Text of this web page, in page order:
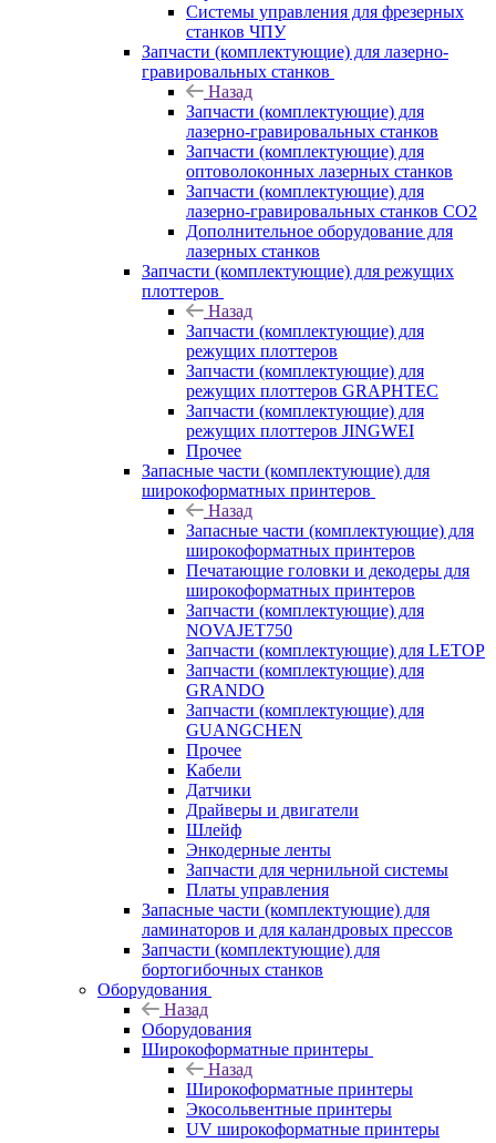
Системы управления для фрезерных
станков ЧПУ
Запчасти (комплектующие) для лазерно-
гравировальных станков
Назад
Запчасти (комплектующие) для
лазерно-гравировальных станков
Запчасти (комплектующие) для
оптоволоконных лазерных станков
Запчасти (комплектующие) для
лазерно-гравировальных станков CO2
Дополнительное оборудование для
лазерных станков
Запчасти (комплектующие) для режущих
плоттеров
Назад
Запчасти (комплектующие) для
режущих плоттеров
Запчасти (комплектующие) для
режущих плоттеров GRAPHTEC
Запчасти (комплектующие) для
режущих плоттеров JINGWEI
Прочее
Запасные части (комплектующие) для
широкоформатных принтеров
Назад
Запасные части (комплектующие) для
широкоформатных принтеров
Печатающие головки и декодеры для
широкоформатных принтеров
Запчасти (комплектующие) для
NOVAJET750
Запчасти (комплектующие) для LETOP
Запчасти (комплектующие) для
GRANDO
Запчасти (комплектующие) для
GUANGCHEN
Прочее
Кабели
Датчики
Драйверы и двигатели
Шлейф
Энкодерные ленты
Запчасти для чернильной системы
Платы управления
Запасные части (комплектующие) для
ламинаторов и для каландровых прессов
Запчасти (комплектующие) для
бортогибочных станков
Оборудования
Назад
Оборудования
Широкоформатные принтеры
Назад
Широкоформатные принтеры
Экосольвентные принтеры
UV широкоформатные принтеры